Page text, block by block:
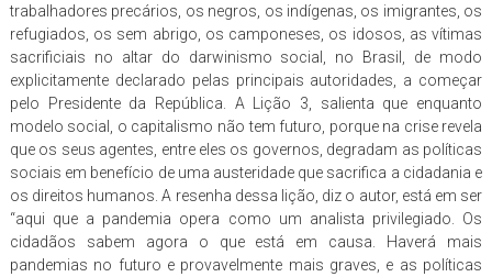
trabalhadores precários, os negros, os indígenas, os imigrantes, os
refugiados, os sem abrigo, os camponeses, os idosos, as vítimas
sacrificiais no altar do darwinismo social, no Brasil, de modo
explicitamente declarado pelas principais autoridades, a começar
pelo Presidente da República. A Lição 3, salienta que enquanto
modelo social, o capitalismo não tem futuro, porque na crise revela
que os seus agentes, entre eles os governos, degradam as políticas
sociais em benefício de uma austeridade que sacrifica a cidadania e
os direitos humanos. A resenha dessa lição, diz o autor, está em ser
“aqui que a pandemia opera como um analista privilegiado. Os
cidadãos sabem agora o que está em causa. Haverá mais
pandemias no futuro e provavelmente mais graves, e as políticas